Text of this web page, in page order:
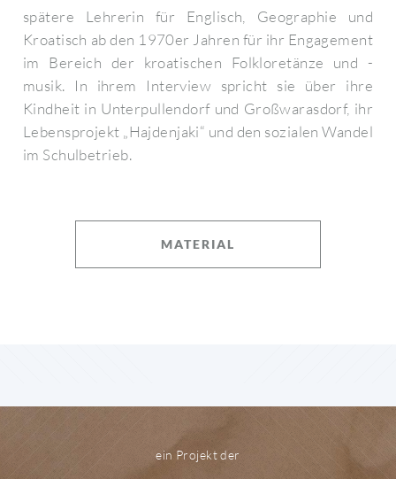
spätere Lehrerin für Englisch, Geographie und
Kroatisch ab den 1970er Jahren für ihr Engagement
im Bereich der kroatischen Folkloretänze und -
musik. In ihrem Interview spricht sie über ihre
Kindheit in Unterpullendorf und Großwarasdorf, ihr
Lebensprojekt „Hajdenjaki“ und den sozialen Wandel
im Schulbetrieb.
MATERIAL
ein Projekt der